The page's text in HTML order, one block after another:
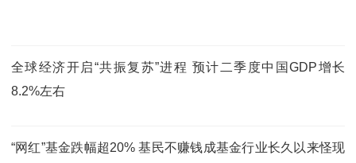
全球经济开启“共振复苏”进程 预计二季度中国GDP增长
8.2%左右
“网红”基金跌幅超20% 基民不赚钱成基金行业长久以来怪现